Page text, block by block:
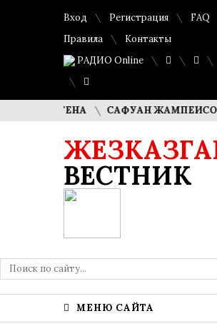
Вход Регистрация
FAQ
Правила
Контакты
РАДИО Online
САФУАН ЖАМПЕИСОВ:
ВЕСТНИК
МЕНЮ САЙТА